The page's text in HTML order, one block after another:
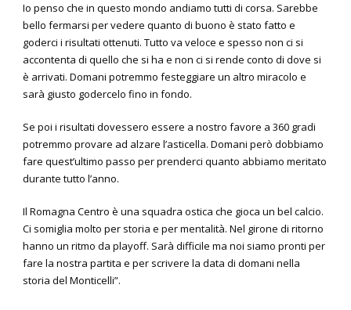
Io penso che in questo mondo andiamo tutti di corsa. Sarebbe
bello fermarsi per vedere quanto di buono è stato fatto e
goderci i risultati ottenuti. Tutto va veloce e spesso non ci si
accontenta di quello che si ha e non ci si rende conto di dove si
è arrivati. Domani potremmo festeggiare un altro miracolo e
sarà giusto godercelo fino in fondo.
Se poi i risultati dovessero essere a nostro favore a 360 gradi
potremmo provare ad alzare l’asticella. Domani però dobbiamo
fare quest’ultimo passo per prenderci quanto abbiamo meritato
durante tutto l’anno.
Il Romagna Centro è una squadra ostica che gioca un bel calcio.
Ci somiglia molto per storia e per mentalità. Nel girone di ritorno
hanno un ritmo da playoff. Sarà difficile ma noi siamo pronti per
fare la nostra partita e per scrivere la data di domani nella
storia del Monticelli”.